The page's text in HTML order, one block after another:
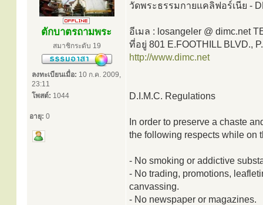
ตักบาตรถามพระ
สมาชิกระดับ 19
ลงทะเบียนเมื่อ: 10 ก.ค. 2009,
23:11
โพสต์: 1044
อายุ: 0
วัดพระธรรมกายแคลิฟอร์เนีย -
อีเมล : losangeler @ dimc.net
ที่อยู่ 801 E.FOOTHILL BLVD.,
http://www.dimc.net
D.I.M.C. Regulations
In order to preserve a chaste
the following respects while on
- No smoking or addictive
- No trading, promotions,
canvassing.
- No newspaper or magazines.